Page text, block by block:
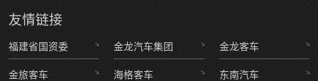
友情链接
福建省国资委 金龙汽车集团 金龙客车
金旅客车 海格客车 东南汽车